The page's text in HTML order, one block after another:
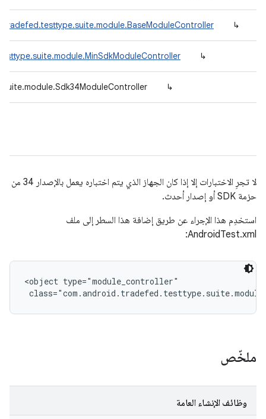
↳
↳
↳
لا تجرِ الاختبارات إلا إذا كان الجهاز الذي يتم اختباره يعمل بالإصدار 34 من
حزمة SDK أو إصدار أحدث.
استخدِم هذا الإجراء عن طريق إضافة هذا السطر إلى ملف
AndroidTest.xml:
<object type="module_controller"
ملخّص
وظائف الإنشاء العامة